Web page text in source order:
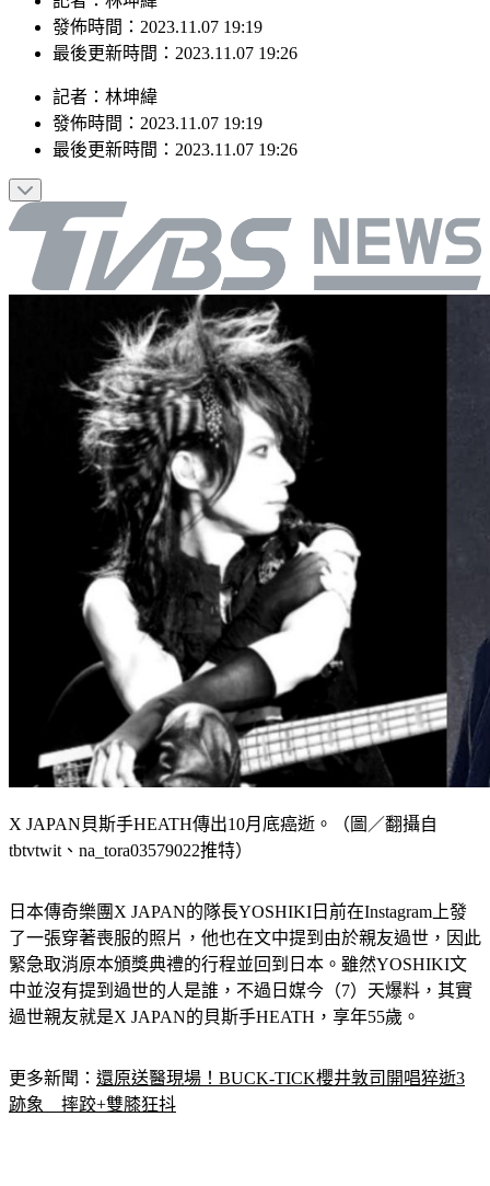
記者：林坤緯
發佈時間：2023.11.07 19:19
記者：林坤緯
發佈時間：2023.11.07 19:19
X JAPAN貝斯手HEATH傳出10月底癌逝。（圖／翻攝自
日本傳奇樂團X JAPAN的隊長YOSHIKI日前在Instagram上發
了一張穿著喪服的照片，他也在文中提到由於親友過世，因此
緊急取消原本頒獎典禮的行程並回到日本。雖然YOSHIKI文
中並沒有提到過世的人是誰，不過日媒今（7）天爆料，其實
更多新聞：還原送醫現場！BUCK-TICK櫻井敦司開唱猝逝3